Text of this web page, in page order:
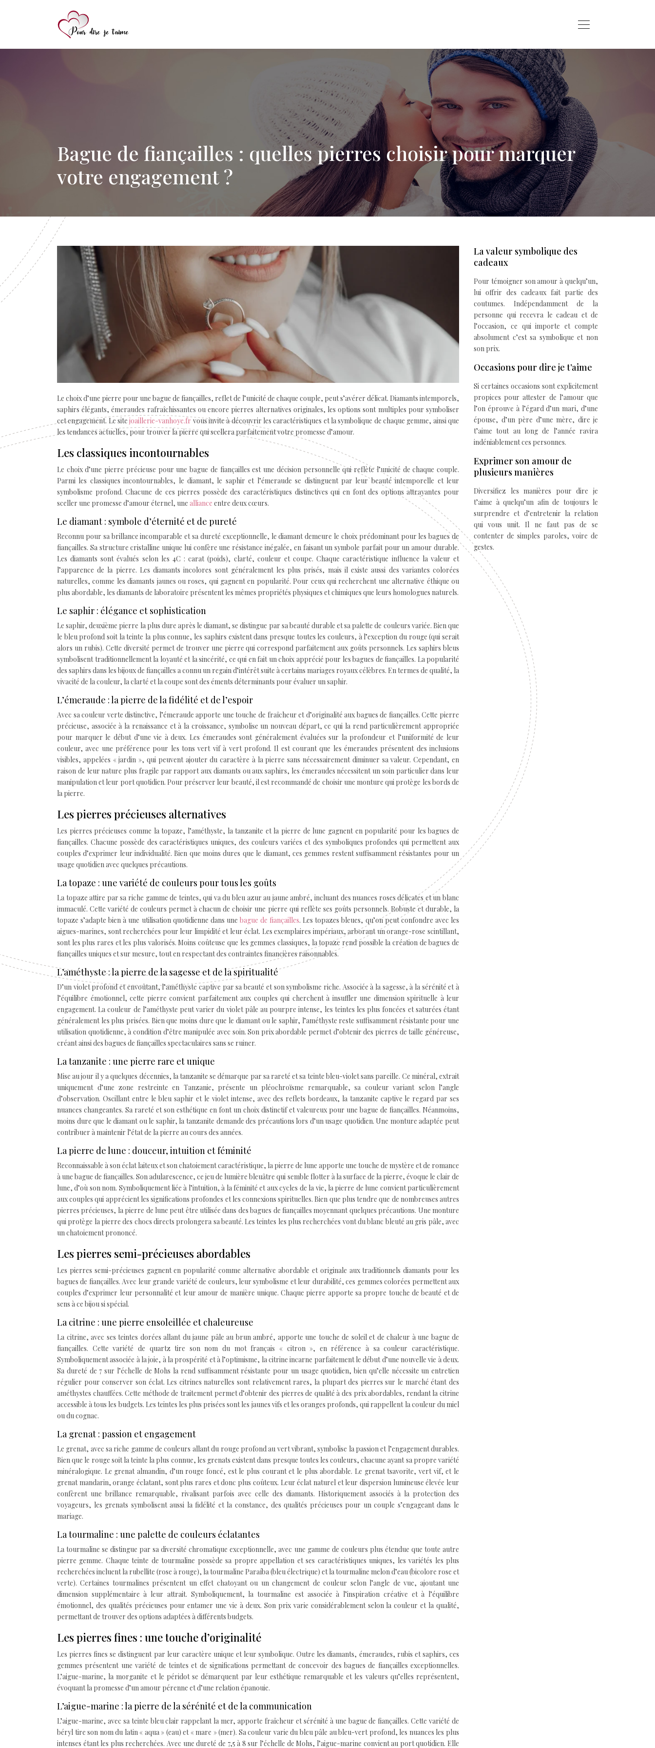
Bague de fiançailles : quelles pierres choisir pour marquer
votre engagement ?
Le choix d’une pierre pour une bague de fiançailles, reflet de l’unicité de chaque couple, peut s’avérer délicat. Diamants intemporels,
saphirs élégants, émeraudes rafraîchissantes ou encore pierres alternatives originales, les options sont multiples pour symboliser
cet engagement. Le sitejoaillerie-vanhoye.fr vous invite à découvrir les caractéristiques et la symbolique de chaque gemme, ainsi que
les tendances actuelles, pour trouver la pierre qui scellera parfaitement votre promesse d’amour.
Les classiques incontournables
Le choix d’une pierre précieuse pour une bague de fiançailles est une décision personnelle qui reflète l’unicité de chaque couple.
Parmi les classiques incontournables, le diamant, le saphir et l’émeraude se distinguent par leur beauté intemporelle et leur
symbolisme profond. Chacune de ces pierres possède des caractéristiques distinctives qui en font des options attrayantes pour
sceller une promesse d’amour éternel, une alliance entre deux cœurs.
Le diamant : symbole d’éternité et de pureté
Reconnu pour sa brillance incomparable et sa dureté exceptionnelle, le diamant demeure le choix prédominant pour les bagues de
fiançailles. Sa structure cristalline unique lui confère une résistance inégalée, en faisant un symbole parfait pour un amour durable.
Les diamants sont évalués selon les 4C : carat (poids), clarté, couleur et coupe. Chaque caractéristique influence la valeur et
l’apparence de la pierre. Les diamants incolores sont généralement les plus prisés, mais il existe aussi des variantes colorées
naturelles, comme les diamants jaunes ou roses, qui gagnent en popularité. Pour ceux qui recherchent une alternative éthique ou
plus abordable, les diamants de laboratoire présentent les mêmes propriétés physiques et chimiques que leurs homologues naturels.
Le saphir : élégance et sophistication
Le saphir, deuxième pierre la plus dure après le diamant, se distingue par sa beauté durable et sa palette de couleurs variée. Bien que
le bleu profond soit la teinte la plus connue, les saphirs existent dans presque toutes les couleurs, à l’exception du rouge (qui serait
alors un rubis). Cette diversité permet de trouver une pierre qui correspond parfaitement aux goûts personnels. Les saphirs bleus
symbolisent traditionnellement la loyauté et la sincérité, ce qui en fait un choix apprécié pour les bagues de fiançailles. La popularité
des saphirs dans les bijoux de fiançailles a connu un regain d’intérêt suite à certains mariages royaux célèbres. En termes de qualité, la
vivacité de la couleur, la clarté et la coupe sont des éments déterminants pour évaluer un saphir.
L’émeraude : la pierre de la fidélité et de l’espoir
Avec sa couleur verte distinctive, l’émeraude apporte une touche de fraîcheur et d’originalité aux bagues de fiançailles. Cette pierre
précieuse, associée à la renaissance et à la croissance, symbolise un nouveau départ, ce qui la rend particulièrement appropriée
pour marquer le début d’une vie à deux. Les émeraudes sont généralement évaluées sur la profondeur et l’uniformité de leur
couleur, avec une préférence pour les tons vert vif à vert profond. Il est courant que les émeraudes présentent des inclusions
visibles, appelées « jardin », qui peuvent ajouter du caractère à la pierre sans nécessairement diminuer sa valeur. Cependant, en
raison de leur nature plus fragile par rapport aux diamants ou aux saphirs, les émeraudes nécessitent un soin particulier dans leur
manipulation et leur port quotidien. Pour préserver leur beauté, il est recommandé de choisir une monture qui protège les bords de
la pierre.
Les pierres précieuses alternatives
Les pierres précieuses comme la topaze, l’améthyste, la tanzanite et la pierre de lune gagnent en popularité pour les bagues de
fiançailles. Chacune possède des caractéristiques uniques, des couleurs variées et des symboliques profondes qui permettent aux
couples d’exprimer leur individualité. Bien que moins dures que le diamant, ces gemmes restent suffisamment résistantes pour un
usage quotidien avec quelques précautions.
La topaze : une variété de couleurs pour tous les goûts
La topaze attire par sa riche gamme de teintes, qui va du bleu azur au jaune ambré, incluant des nuances roses délicates et un blanc
immaculé. Cette variété de couleurs permet à chacun de choisir une pierre qui reflète ses goûts personnels. Robuste et durable, la
topaze s’adapte bien à une utilisation quotidienne dans une bague de fiançailles. Les topazes bleues, qu’on peut confondre avec les
aigues-marines, sont recherchées pour leur limpidité et leur éclat. Les exemplaires impériaux, arborant un orange-rose scintillant,
sont les plus rares et les plus valorisés. Moins coûteuse que les gemmes classiques, la topaze rend possible la création de bagues de
fiançailles uniques et sur mesure, tout en respectant des contraintes financières raisonnables.
L’améthyste : la pierre de la sagesse et de la spiritualité
D’un violet profond et envoûtant, l’améthyste captive par sa beauté et son symbolisme riche. Associée à la sagesse, à la sérénité et à
l’équilibre émotionnel, cette pierre convient parfaitement aux couples qui cherchent à insuffler une dimension spirituelle à leur
engagement. La couleur de l’améthyste peut varier du violet pâle au pourpre intense, les teintes les plus foncées et saturées étant
généralement les plus prisées. Bien que moins dure que le diamant ou le saphir, l’améthyste reste suffisamment résistante pour une
utilisation quotidienne, à condition d’être manipulée avec soin. Son prix abordable permet d’obtenir des pierres de taille généreuse,
créant ainsi des bagues de fiançailles spectaculaires sans se ruiner.
La tanzanite : une pierre rare et unique
Mise au jour il y a quelques décennies, la tanzanite se démarque par sa rareté et sa teinte bleu-violet sans pareille. Ce minéral, extrait
uniquement d’une zone restreinte en Tanzanie, présente un pléochroïsme remarquable, sa couleur variant selon l’angle
d’observation. Oscillant entre le bleu saphir et le violet intense, avec des reflets bordeaux, la tanzanite captive le regard par ses
nuances changeantes. Sa rareté et son esthétique en font un choix distinctif et valeureux pour une bague de fiançailles. Néanmoins,
moins dure que le diamant ou le saphir, la tanzanite demande des précautions lors d’un usage quotidien. Une monture adaptée peut
contribuer à maintenir l’état de la pierre au cours des années.
La pierre de lune : douceur, intuition et féminité
Reconnaissable à son éclat laiteux et son chatoiement caractéristique, la pierre de lune apporte une touche de mystère et de romance
à une bague de fiançailles. Son adularescence, ce jeu de lumière bleuâtre qui semble flotter à la surface de la pierre, évoque le clair de
lune, d’où son nom. Symboliquement liée à l’intuition, à la féminité et aux cycles de la vie, la pierre de lune convient particulièrement
aux couples qui apprécient les significations profondes et les connexions spirituelles. Bien que plus tendre que de nombreuses autres
pierres précieuses, la pierre de lune peut être utilisée dans des bagues de fiançailles moyennant quelques précautions. Une monture
qui protège la pierre des chocs directs prolongera sa beauté. Les teintes les plus recherchées vont du blanc bleuté au gris pâle, avec
un chatoiement prononcé.
Les pierres semi-précieuses abordables
Les pierres semi-précieuses gagnent en popularité comme alternative abordable et originale aux traditionnels diamants pour les
bagues de fiançailles. Avec leur grande variété de couleurs, leur symbolisme et leur durabilité, ces gemmes colorées permettent aux
couples d’exprimer leur personnalité et leur amour de manière unique. Chaque pierre apporte sa propre touche de beauté et de
sens à ce bijou si spécial.
La citrine : une pierre ensoleillée et chaleureuse
La citrine, avec ses teintes dorées allant du jaune pâle au brun ambré, apporte une touche de soleil et de chaleur à une bague de
fiançailles. Cette variété de quartz tire son nom du mot français « citron », en référence à sa couleur caractéristique.
Symboliquement associée à la joie, à la prospérité et à l’optimisme, la citrine incarne parfaitement le début d’une nouvelle vie à deux.
Sa dureté de 7 sur l’échelle de Mohs la rend suffisamment résistante pour un usage quotidien, bien qu’elle nécessite un entretien
régulier pour conserver son éclat. Les citrines naturelles sont relativement rares, la plupart des pierres sur le marché étant des
améthystes chauffées. Cette méthode de traitement permet d’obtenir des pierres de qualité à des prix abordables, rendant la citrine
accessible à tous les budgets. Les teintes les plus prisées sont les jaunes vifs et les oranges profonds, qui rappellent la couleur du miel
ou du cognac.
La grenat : passion et engagement
Le grenat, avec sa riche gamme de couleurs allant du rouge profond au vert vibrant, symbolise la passion et l’engagement durables.
Bien que le rouge soit la teinte la plus connue, les grenats existent dans presque toutes les couleurs, chacune ayant sa propre variété
minéralogique. Le grenat almandin, d’un rouge foncé, est le plus courant et le plus abordable. Le grenat tsavorite, vert vif, et le
grenat mandarin, orange éclatant, sont plus rares et donc plus coûteux. Leur éclat naturel et leur dispersion lumineuse élevée leur
confèrent une brillance remarquable, rivalisant parfois avec celle des diamants. Historiquement associés à la protection des
voyageurs, les grenats symbolisent aussi la fidélité et la constance, des qualités précieuses pour un couple s’engageant dans le
mariage.
La tourmaline : une palette de couleurs éclatantes
La tourmaline se distingue par sa diversité chromatique exceptionnelle, avec une gamme de couleurs plus étendue que toute autre
pierre gemme. Chaque teinte de tourmaline possède sa propre appellation et ses caractéristiques uniques, les variétés les plus
recherchées incluent la rubellite (rose à rouge), la tourmaline Paraíba (bleu électrique) et la tourmaline melon d’eau (bicolore rose et
verte). Certaines tourmalines présentent un effet chatoyant ou un changement de couleur selon l’angle de vue, ajoutant une
dimension supplémentaire à leur attrait. Symboliquement, la tourmaline est associée à l’inspiration créative et à l’équilibre
émotionnel, des qualités précieuses pour entamer une vie à deux. Son prix varie considérablement selon la couleur et la qualité,
permettant de trouver des options adaptées à différents budgets.
Les pierres fines : une touche d’originalité
Les pierres fines se distinguent par leur caractère unique et leur symbolique. Outre les diamants, émeraudes, rubis et saphirs, ces
gemmes présentent une variété de teintes et de significations permettant de concevoir des bagues de fiançailles exceptionnelles.
L’aigue-marine, la morganite et le péridot se démarquent par leur esthétique remarquable et les valeurs qu’elles représentent,
évoquant la promesse d’un amour pérenne et d’une relation épanouie.
L’aigue-marine : la pierre de la sérénité et de la communication
L’aigue-marine, avec sa teinte bleu clair rappelant la mer, apporte fraîcheur et sérénité à une bague de fiançailles. Cette variété de
béryl tire son nom du latin « aqua » (eau) et « mare » (mer). Sa couleur varie du bleu pâle au bleu-vert profond, les nuances les plus
intenses étant les plus recherchées. Avec une dureté de 7,5 à 8 sur l’échelle de Mohs, l’aigue-marine convient au port quotidien. Elle
La valeur symbolique des
cadeaux
Pour témoigner son amour à quelqu’un,
lui offrir des cadeaux fait partie des
coutumes. Indépendamment de la
personne qui recevra le cadeau et de
l’occasion, ce qui importe et compte
absolument c’est sa symbolique et non
son prix.
Occasions pour dire je t’aime
Si certaines occasions sont explicitement
propices pour attester de l’amour que
l’on éprouve à l’égard d’un mari, d’une
épouse, d’un père d’une mère, dire je
t’aime tout au long de l’année ravira
indéniablement ces personnes.
Exprimer son amour de
plusieurs manières
Diversifiez les manières pour dire je
t’aime à quelqu’un afin de toujours le
surprendre et d’entretenir la relation
qui vous unit. Il ne faut pas de se
contenter de simples paroles, voire de
gestes.